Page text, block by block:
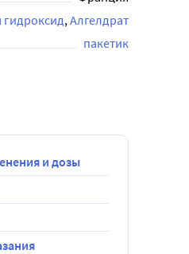
гидроксид Алгелдрат
пакетик
и дозы